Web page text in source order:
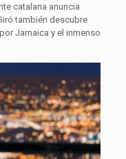
catalana anuncia
también descubre
Jamaica y el inmenso